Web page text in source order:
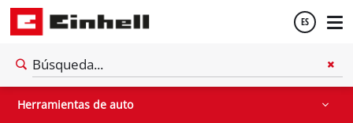
ES
Herramientas de auto
Partidores devehiculos
Impacto y destornilladores